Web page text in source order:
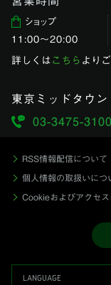
ショップ
11:00〜20:00
詳しくは こちら より
東京ミッドタウ
03-3475-3100
RSS情報配信について
個人情報の取扱いにつ
Cookieおよびアクセス